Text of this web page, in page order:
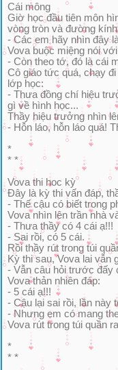
Cái mông
Giờ học đầu tiên môn
vòng tròn và đường
- Các em hãy nhìn đây
Vova buộc miệng nói
- Còn theo tớ, đó là cái
Cô giáo tức quá, chạy
lớp học:
- Thưa đồng chí hiệu
gì về hình học...
Thầy hiệu trưởng nhìn
- Hỗn láo, hỗn láo quá!
*
* *
Vova thi hoc kỳ
Đây là kỳ thi vấn đáp,
- Thế cậu có biết trong
Vova nhìn lên trần nhà
- Thưa thầy có 4 cái ạ!!!
- Sai rồi, có 5 cái.
Rồi thầy rút trong túi
Kỳ thi sau, Vova lai vẫn
- Vẫn câu hỏi trước đấy
Vova thản nhiên đáp:
- 5 cái ạ!!!
- Cậu lại sai rồi, lần này
- Nhưng em có mang
Vova rút trong túi quần
*
* *